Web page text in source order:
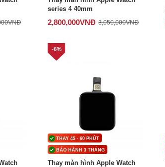
VNĐ
series 4 40mm
2,800,000VNĐ 3,050,000VNĐ
THAY 45 - 60 PHÚT
BẢO HÀNH 3 THÁNG
-6%
Thay màn hình Apple Watch